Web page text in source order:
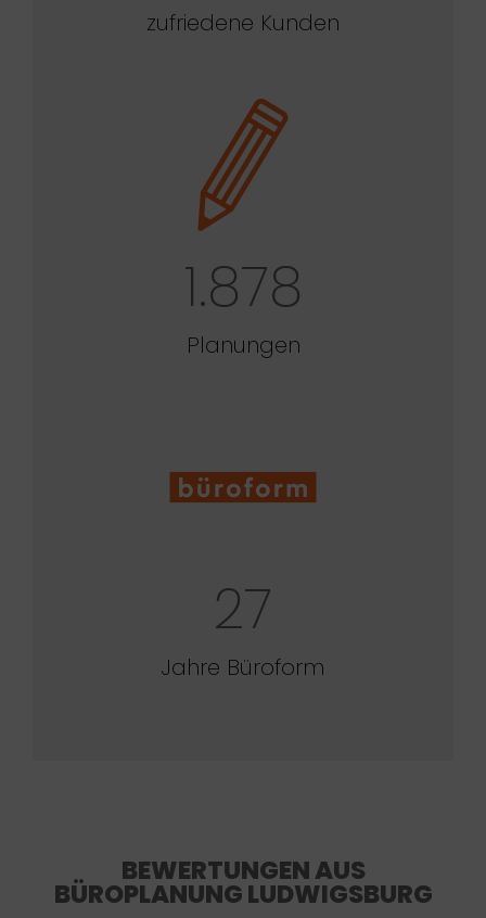
zufriedene Kunden
1.878
Planungen
27
Jahre Büroform
BEWERTUNGEN AUS
BÜROPLANUNG LUDWIGSBURG